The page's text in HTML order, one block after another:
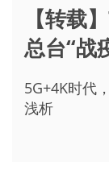
【转载
总台“战
5G+4K时代
浅析